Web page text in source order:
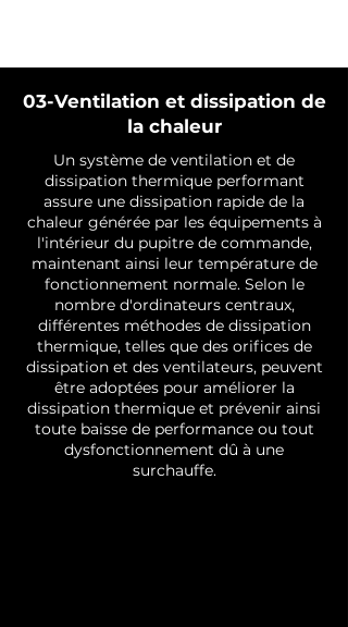
03-Ventilation et dissipation de
la chaleur
Un système de ventilation et de
dissipation thermique performant
assure une dissipation rapide de la
chaleur générée par les équipements à
l'intérieur du pupitre de commande,
maintenant ainsi leur température de
fonctionnement normale. Selon le
nombre d'ordinateurs centraux,
différentes méthodes de dissipation
thermique, telles que des orifices de
dissipation et des ventilateurs, peuvent
être adoptées pour améliorer la
dissipation thermique et prévenir ainsi
toute baisse de performance ou tout
dysfonctionnement dû à une
surchauffe.